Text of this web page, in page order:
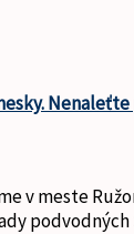
v meste
podvodných